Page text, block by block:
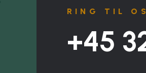
RING TIL OS
+45